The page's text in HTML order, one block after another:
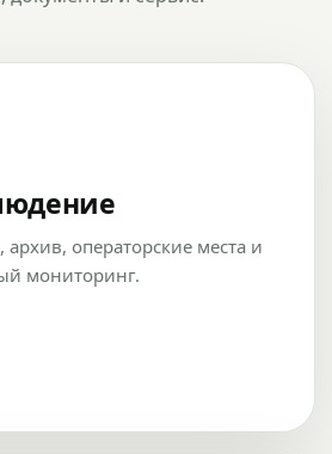
операторские места и
мониторинг.